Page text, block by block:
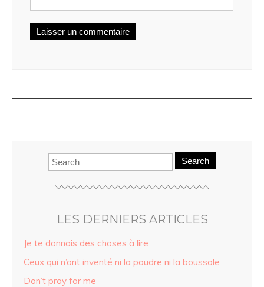
Search
LES DERNIERS ARTICLES
Je te donnais des choses à lire
Ceux qui n’ont inventé ni la poudre ni la boussole
Don’t pray for me